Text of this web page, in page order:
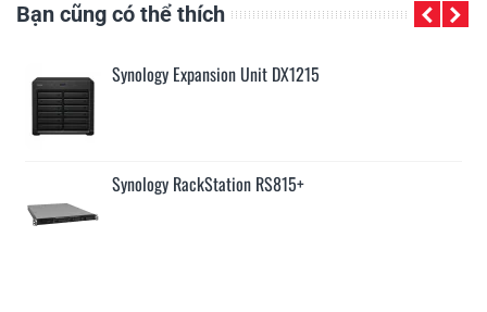
Bạn cũng có thể thích
Synology Expansion Unit DX1215
Synology RackStation RS815+